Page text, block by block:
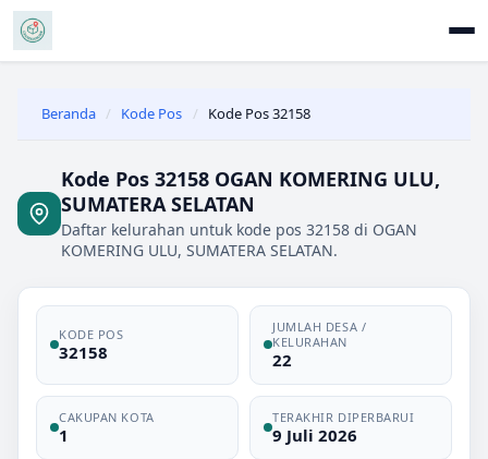
Beranda / Kode Pos / Kode Pos 32158
Kode Pos 32158 OGAN KOMERING ULU,
SUMATERA SELATAN
Daftar kelurahan untuk kode pos 32158 di OGAN
KOMERING ULU, SUMATERA SELATAN.
KODE POS
32158
JUMLAH DESA /
KELURAHAN
22
CAKUPAN KOTA
1
TERAKHIR DIPERBARUI
9 Juli 2026